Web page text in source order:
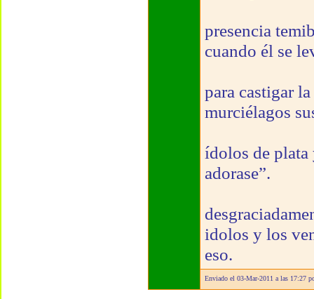
presencia
cuando él se
para castigar
murciélagos
ídolos de plata
adorase”.
idolos y los
eso.
Enviado el 03-Mar-2011 a las 17:27